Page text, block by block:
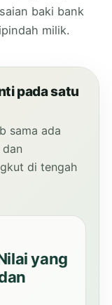
baki bank
milik.
pada satu
sama ada
di tengah
yang